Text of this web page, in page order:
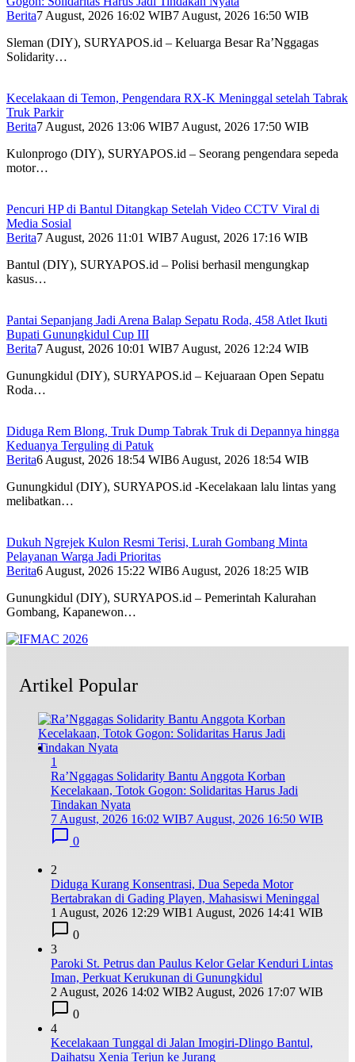
Berita7 August, 2026 16:02 WIB7 August, 2026 16:50 WIB
Sleman (DIY), SURYAPOS.id – Keluarga Besar Ra’Nggagas
Solidarity…
Kecelakaan di Temon, Pengendara RX-K Meninggal setelah Tabrak
Truk Parkir
Berita7 August, 2026 13:06 WIB7 August, 2026 17:50 WIB
Kulonprogo (DIY), SURYAPOS.id – Seorang pengendara sepeda
motor…
Pencuri HP di Bantul Ditangkap Setelah Video CCTV Viral di
Media Sosial
Berita7 August, 2026 11:01 WIB7 August, 2026 17:16 WIB
Bantul (DIY), SURYAPOS.id – Polisi berhasil mengungkap
kasus…
Pantai Sepanjang Jadi Arena Balap Sepatu Roda, 458 Atlet Ikuti
Bupati Gunungkidul Cup III
Berita7 August, 2026 10:01 WIB7 August, 2026 12:24 WIB
Gunungkidul (DIY), SURYAPOS.id – Kejuaraan Open Sepatu
Roda…
Diduga Rem Blong, Truk Dump Tabrak Truk di Depannya hingga
Keduanya Terguling di Patuk
Berita6 August, 2026 18:54 WIB6 August, 2026 18:54 WIB
Gunungkidul (DIY), SURYAPOS.id -Kecelakaan lalu lintas yang
melibatkan…
Dukuh Ngrejek Kulon Resmi Terisi, Lurah Gombang Minta
Pelayanan Warga Jadi Prioritas
Berita6 August, 2026 15:22 WIB6 August, 2026 18:25 WIB
Gunungkidul (DIY), SURYAPOS.id – Pemerintah Kalurahan
Gombang, Kapanewon…
Artikel Popular
1
Ra’Nggagas Solidarity Bantu Anggota Korban
Kecelakaan, Totok Gogon: Solidaritas Harus Jadi
Tindakan Nyata
7 August, 2026 16:02 WIB7 August, 2026 16:50 WIB
0
2
Diduga Kurang Konsentrasi, Dua Sepeda Motor
Bertabrakan di Gading Playen, Mahasiswi Meninggal
1 August, 2026 12:29 WIB1 August, 2026 14:41 WIB
0
3
Paroki St. Petrus dan Paulus Kelor Gelar Kenduri Lintas
Iman, Perkuat Kerukunan di Gunungkidul
2 August, 2026 14:02 WIB2 August, 2026 17:07 WIB
0
4
Kecelakaan Tunggal di Jalan Imogiri-Dlingo Bantul,
Daihatsu Xenia Terjun ke Jurang